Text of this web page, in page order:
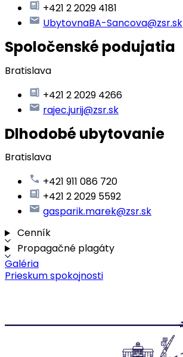
+421 2 2029 4181
UbytovnaBA-Sancova@zsr.sk
Spoločenské podujatia
Bratislava
+421 2 2029 4266
rajec.jurij@zsr.sk
Dlhodobé ubytovanie
Bratislava
+421 911 086 720
+421 2 2029 5592
gasparik.marek@zsr.sk
Cenník
Propagačné plagáty
Galéria
Prieskum spokojnosti